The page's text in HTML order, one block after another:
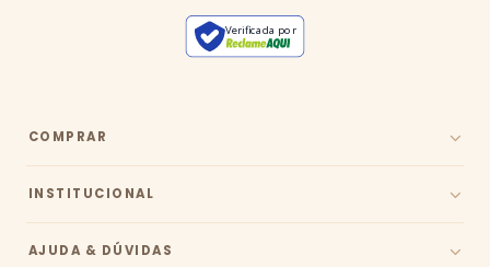
Verificada por
COMPRAR
INSTITUCIONAL
AJUDA & DÚVIDAS